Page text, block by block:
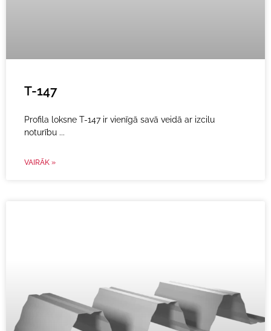
T-147
Profila loksne T-147 ir vienīgā savā veidā ar izcilu
noturību
VAIRĀK »